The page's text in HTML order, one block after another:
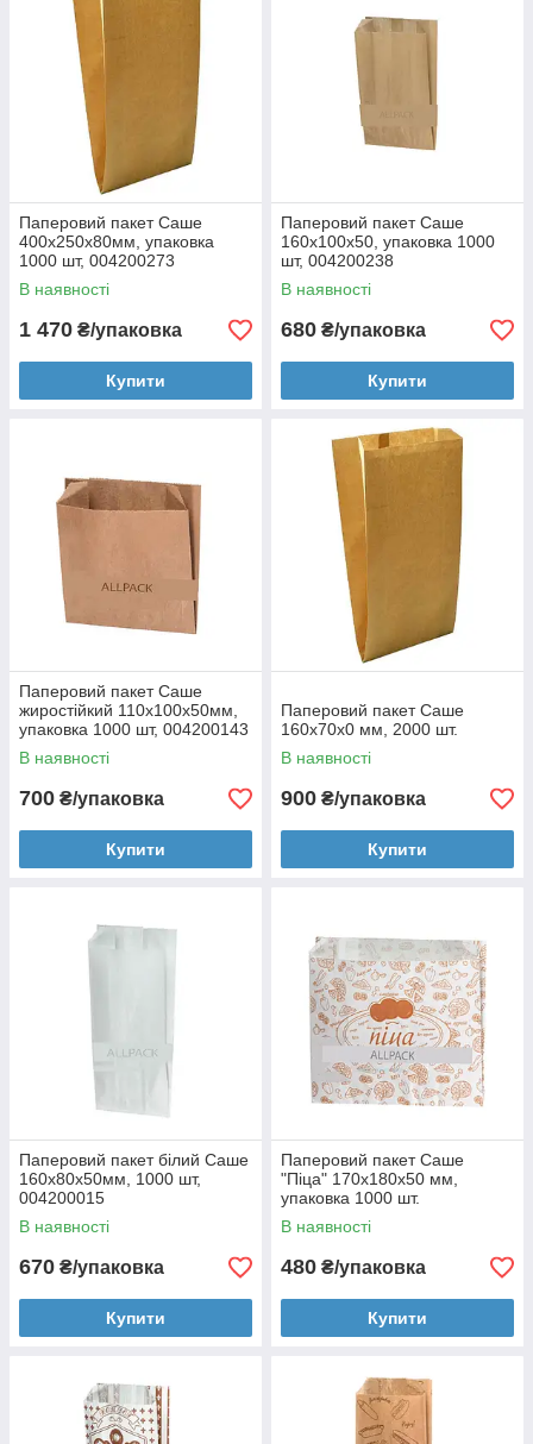
Паперовий пакет Саше
400х250х80мм, упаковка
1000 шт, 004200273
В наявності
1 470 ₴/упаковка
Купити
Паперовий пакет Саше
160x100x50, упаковка 1000
шт, 004200238
В наявності
680 ₴/упаковка
Купити
Паперовий пакет Саше
жиростійкий 110х100х50мм,
упаковка 1000 шт, 004200143
В наявності
700 ₴/упаковка
Купити
Паперовий пакет Саше
160х70х0 мм, 2000 шт.
В наявності
900 ₴/упаковка
Купити
Паперовий пакет білий Саше
160х80х50мм, 1000 шт,
004200015
В наявності
670 ₴/упаковка
Купити
Паперовий пакет Саше
"Піца" 170х180х50 мм,
упаковка 1000 шт.
В наявності
480 ₴/упаковка
Купити